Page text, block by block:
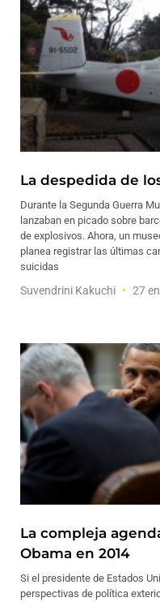
La despedida de
Durante la Segunda Guerra
lanzaban en picado sobre
de explosivos. Ahora, un
planea registrar las últimas
suicidas
Suvendrini Kakuchi 27
La compleja
Obama en 2014
Si el presidente de Estados
perspectivas de política